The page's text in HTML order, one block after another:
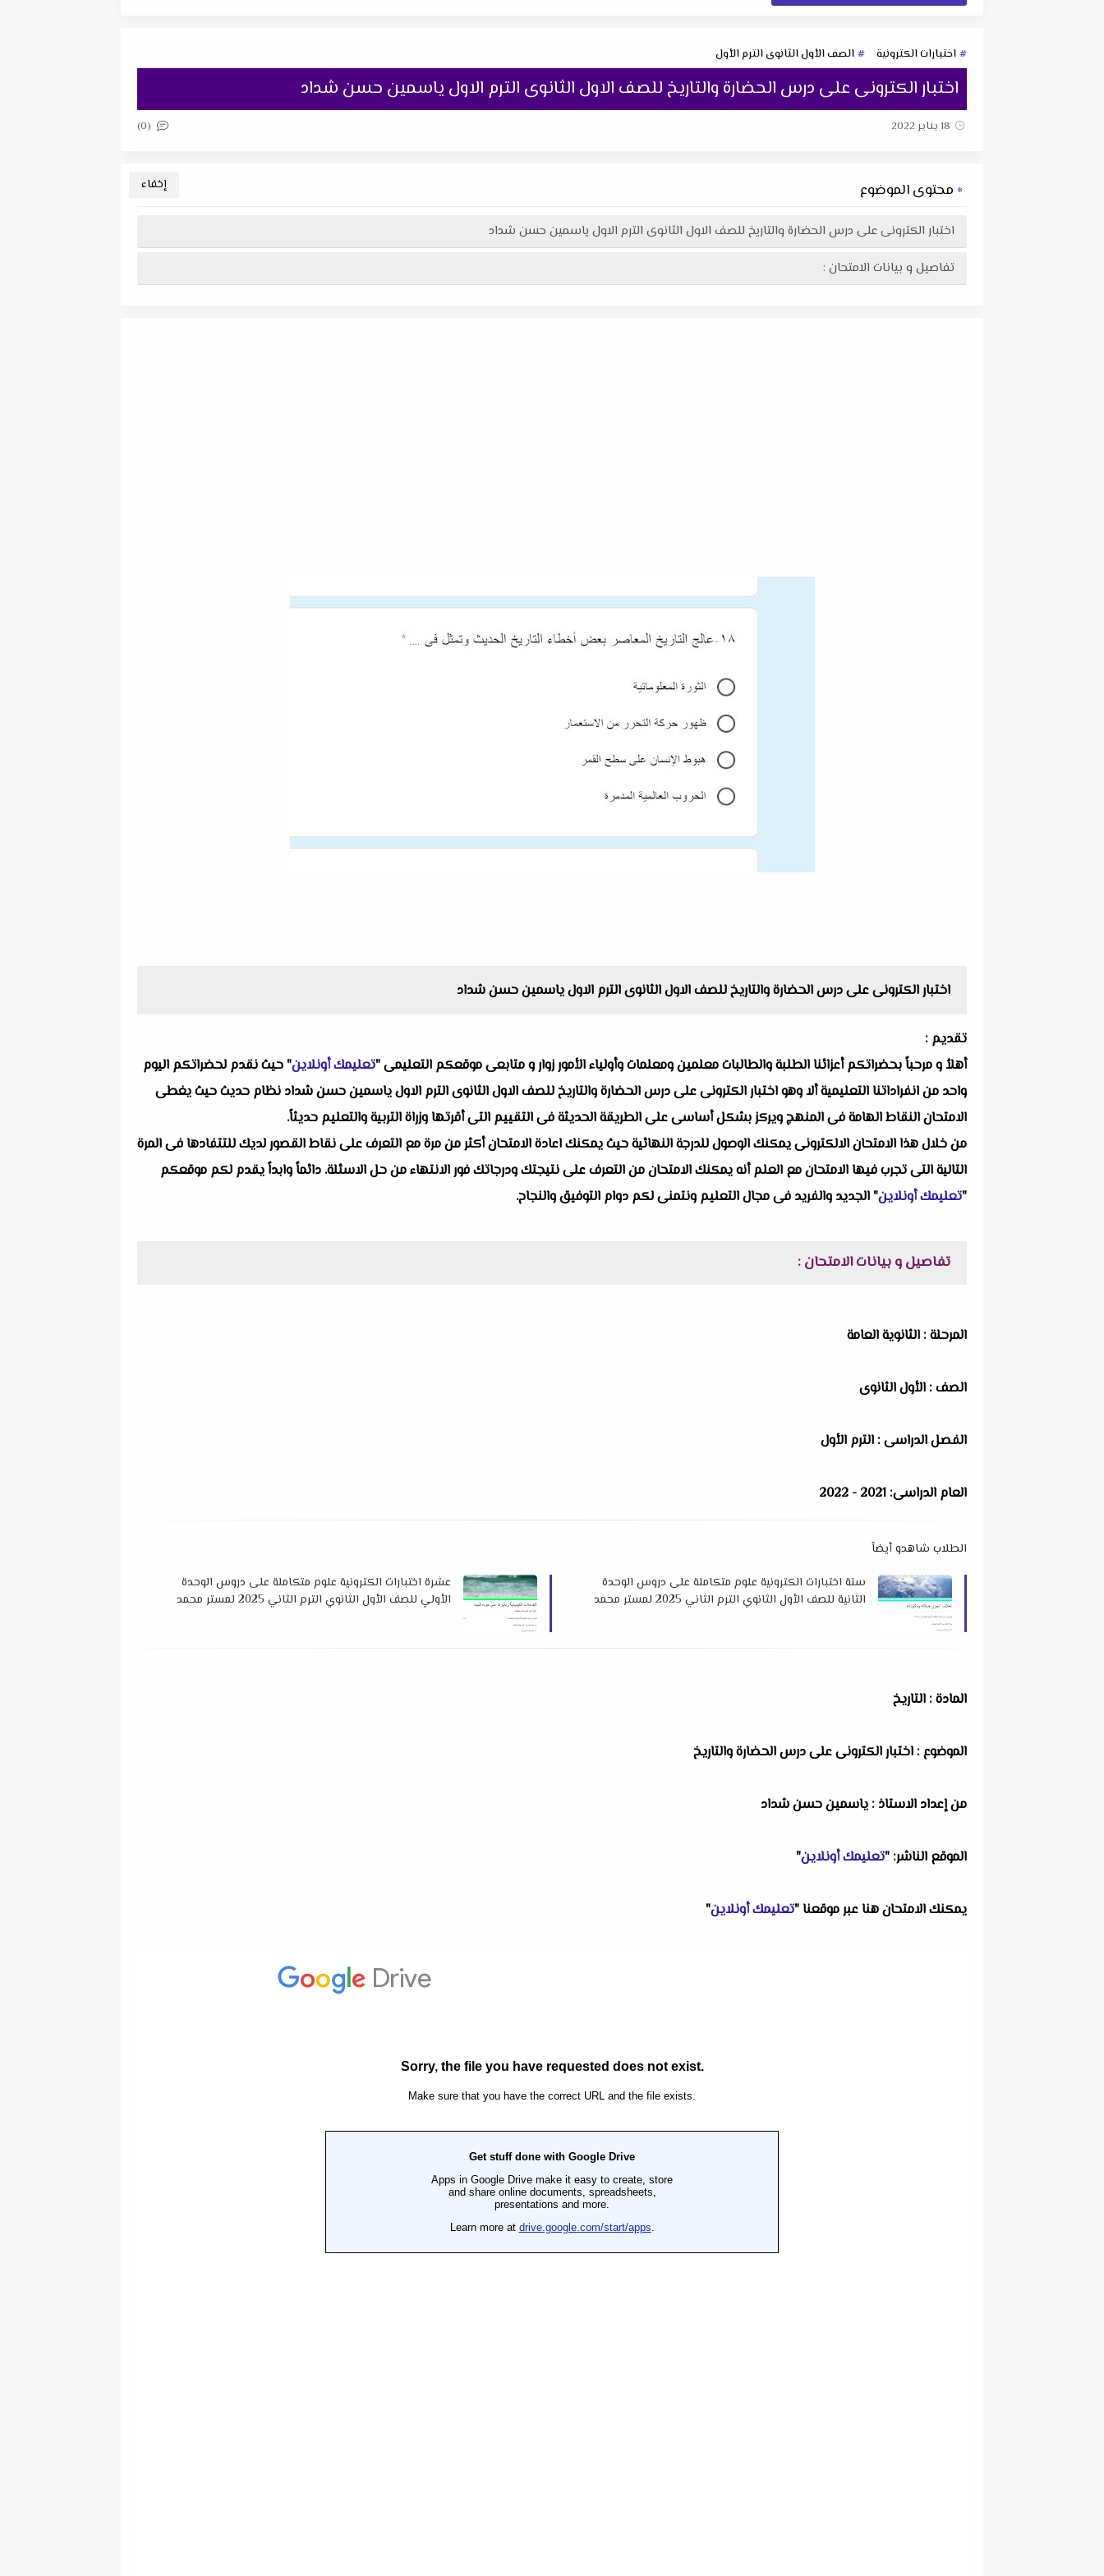
اختبارات الكترونية الصف الأول الثانوى الترم الأول
اختبار الكترونى على درس الحضارة والتاريخ للصف الاول الثانوى الترم الاول ياسمين حسن شداد
18 يناير 2022 (0)
محتوى الموضوع
اختبار الكترونى على درس الحضارة والتاريخ للصف الاول الثانوى الترم الاول ياسمين حسن شداد
تفاصيل و بيانات الامتحان :
اختبار الكترونى على درس الحضارة والتاريخ للصف الاول الثانوى الترم الاول ياسمين حسن شداد
تقديم :
أهلاُ و مرحباً بحضراتكم أعزائنا الطلبة والطالبات معلمين ومعلمات وأولياء الأمور زوار و متابعى موقعكم التعليمى "تعليمك أونلاين" حيث نقدم لحضراتكم اليوم
واحد من انفراداتنا التعليمية ألا وهو اختبار الكترونى على درس الحضارة والتاريخ للصف الاول الثانوى الترم الاول ياسمين حسن شداد نظام حديث حيث يغطى
الامتحان النقاط الهامة فى المنهج ويركز بشكل أساسى على الطريقة الحديثة فى التقييم التى أقرتها وزراة التربية والتعليم حديثاً.
من خلال هذا الامتحان الالكترونى يمكنك الوصول للدرجة النهائية حيث يمكنك اعادة الامتحان أكثر من مرة مع التعرف على نقاط القصور لديك للتتفادها فى المرة
التالية التى تجرب فيها الامتحان مع العلم أنه يمكنك الامتحان من التعرف على نتيجتك ودرجاتك فور الانتهاء من حل الاسئلة. دائماً وابداً يقدم لكم موقعكم
"تعليمك أونلاين" الجديد والفريد فى مجال التعليم ونتمنى لكم دوام التوفيق والنجاح.
تفاصيل و بيانات الامتحان :
المرحلة : الثانوية العامة
الصف : الأول الثانوى
الفصل الدراسى : الترم الأول
العام الدراسى: 2021 - 2022
الطلاب شاهدو أيضاً
ستة اختبارات الكترونية علوم متكاملة على دروس الوحدة
الثانية للصف الأول الثانوي الترم الثاني 2025 لمستر محمد
عشرة اختبارات الكترونية علوم متكاملة على دروس الوحدة
الأولي للصف الأول الثانوي الترم الثاني 2025 لمستر محمد
المادة : التاريخ
الموضوع : اختبار الكترونى على درس الحضارة والتاريخ
من إعداد الاستاذ : ياسمين حسن شداد
الموقع الناشر: "تعليمك أونلاين"
يمكنك الامتحان هنا عبر موقعنا "تعليمك أونلاين"